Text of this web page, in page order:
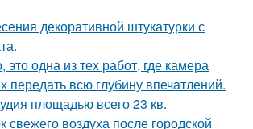
декоративной штукатурки с
одна из тех работ, где камера
передать всю глубину впечатлений.
площадью всего 23 кв.
свежего воздуха после городской